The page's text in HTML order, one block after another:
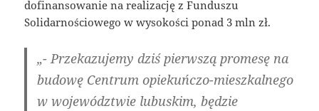
dofinansowanie na realizację z Funduszu
Solidarnościowego w wysokości ponad 3 mln zł.
„- Przekazujemy dziś pierwszą promesę na
budowę Centrum opiekuńczo-mieszkalnego
w województwie lubuskim, będzie